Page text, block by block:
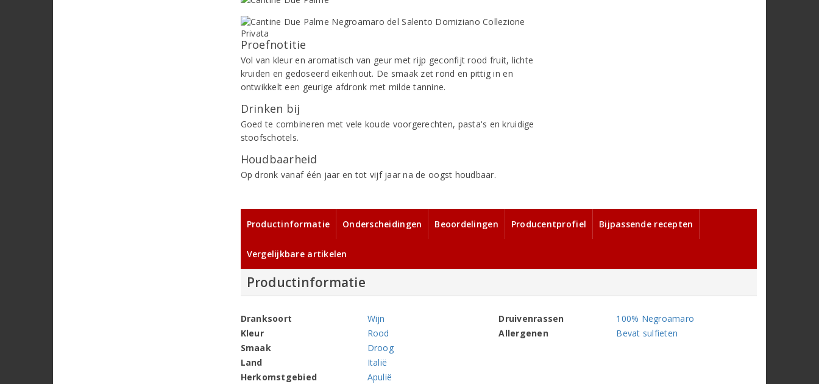
Proefnotitie
Vol van kleur en aromatisch van geur met rijp geconfijt rood fruit, lichte
kruiden en gedoseerd eikenhout. De smaak zet rond en pittig in en
ontwikkelt een geurige afdronk met milde tannine.
Drinken bij
Goed te combineren met vele koude voorgerechten, pasta's en kruidige
stoofschotels.
Houdbaarheid
Op dronk vanaf één jaar en tot vijf jaar na de oogst houdbaar.
Productinformatie Onderscheidingen Beoordelingen Producentprofiel Bijpassende recepten
Vergelijkbare artikelen
Productinformatie
Dranksoort
Wijn
Kleur
Rood
Smaak
Droog
Land
Italië
Herkomstgebied
Apulië
Druivenrassen
100% Negroamaro
Allergenen
Bevat sulfieten